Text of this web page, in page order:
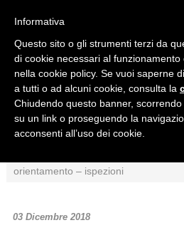
Ricerca in:
Sezione corrente
Tutto il sito
orientamento – ispezioni
03 Dicembre 2018
Informativa
Questo sito o gli strumenti terzi da
di cookie necessari al
nella cookie policy. Se vuoi saperne
a tutti o ad alcuni cookie, consulta la
Chiudendo questo banner,
su un link o proseguendo la
acconsenti all’uso dei cookie.